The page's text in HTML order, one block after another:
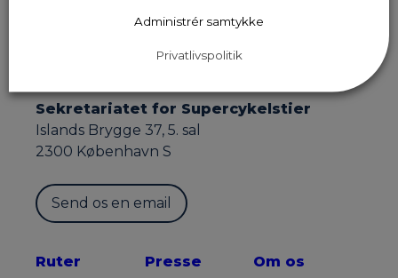
Sekretariatet for Supercykelstier
Islands Brygge 37, 5. sal
2300 København S
Send os en email
Ruter Presse Om os
Administrér samtykke
Privatlivspolitik